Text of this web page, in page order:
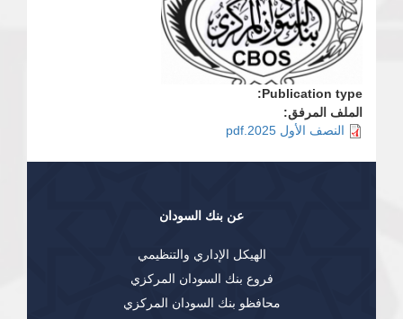
Publication type:
الملف المرفق:
النصف الأول 2025.pdf
عن بنك السودان
الهيكل الإداري والتنظيمي
فروع بنك السودان المركزي
محافظو بنك السودان المركزي